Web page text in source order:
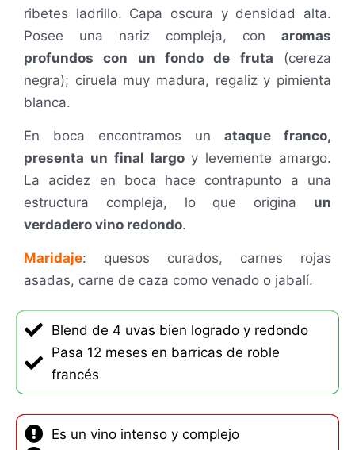
ribetes ladrillo. Capa oscura y densidad alta.
Posee una nariz compleja, conaromas
profundos con un fondo de fruta (cereza
negra); ciruela muy madura, regaliz y pimienta
blanca.
En boca encontramos un ataque franco,
presenta un final largoy levemente amargo.
La acidez en boca hace contrapunto a una
estructura compleja, lo que origina un
verdadero vino redondo.
Maridaje: quesos curados, carnes rojas
asadas, carne de caza como venado o jabalí.
Blend de 4 uvas bien logrado y redondo
Pasa 12 meses en barricas de roble
francés
Es un vino intenso y complejo